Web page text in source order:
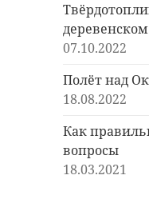
07.10.2022
Полёт над
18.08.2022
Как
вопросы
18.03.2021